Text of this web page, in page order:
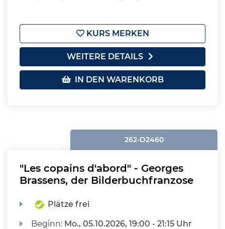
KURS MERKEN
WEITERE DETAILS
IN DEN WARENKORB
262-D2460
"Les copains d'abord" - Georges
Brassens, der Bilderbuchfranzose
Plätze frei
Beginn: Mo., 05.10.2026, 19:00 - 21:15 Uhr